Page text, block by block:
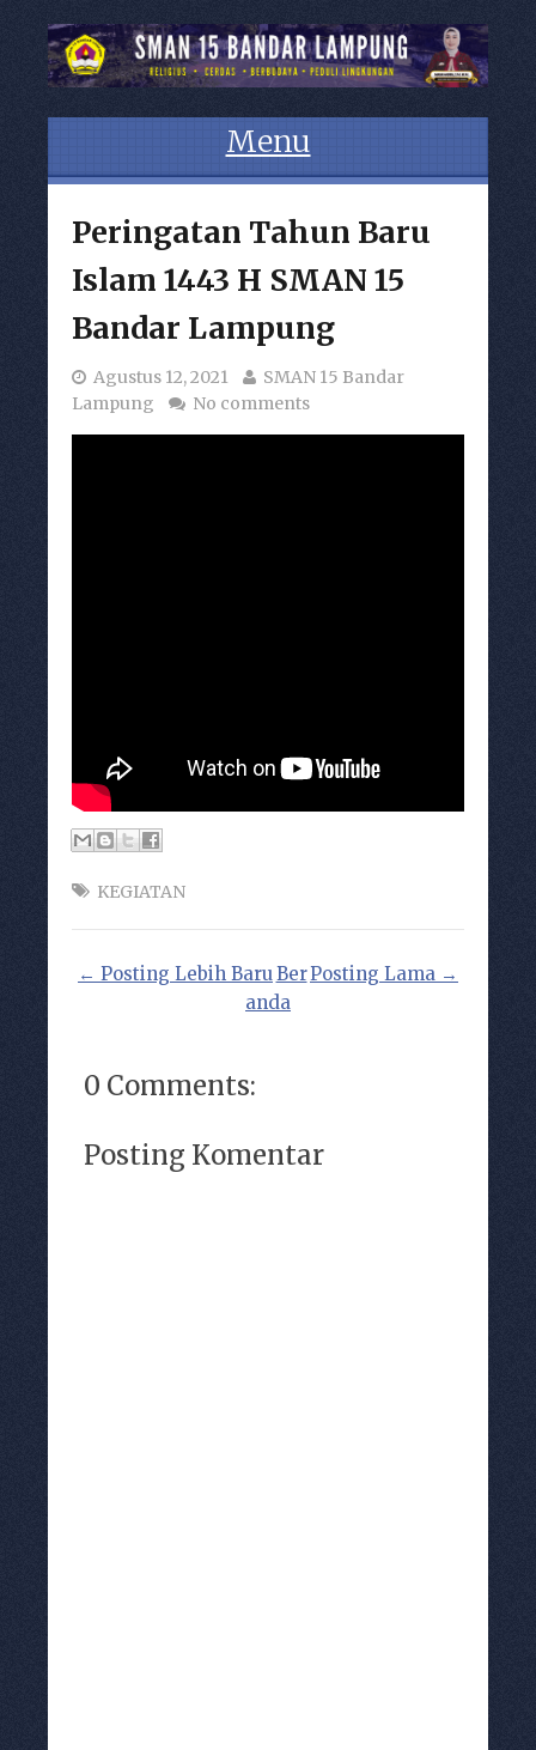
Menu
Peringatan Tahun Baru
Islam 1443 H SMAN 15
Bandar Lampung
Agustus 12, 2021
SMAN 15 Bandar
Lampung
No comments
KEGIATAN
← Posting Lebih Baru Posting Lama →
Ber
anda
0 Comments:
Posting Komentar